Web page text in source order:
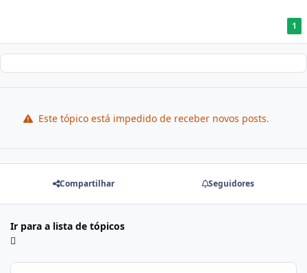
1
Este tópico está impedido de receber novos posts.
Compartilhar Seguidores
Ir para a lista de tópicos